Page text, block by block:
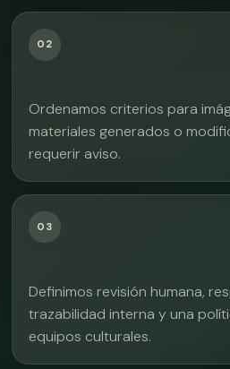
02
Ordenamos criterios para
materiales generados o
requerir aviso.
03
Definimos revisión humana,
trazabilidad interna y una
equipos culturales.